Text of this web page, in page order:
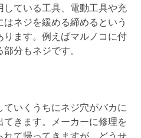
ている工具、電動工具や充
ネジを緩める締めるという
ます。例えばマルノコに付
分もネジです。
いくうちにネジ穴がバカに
きます。メーカーに修理を